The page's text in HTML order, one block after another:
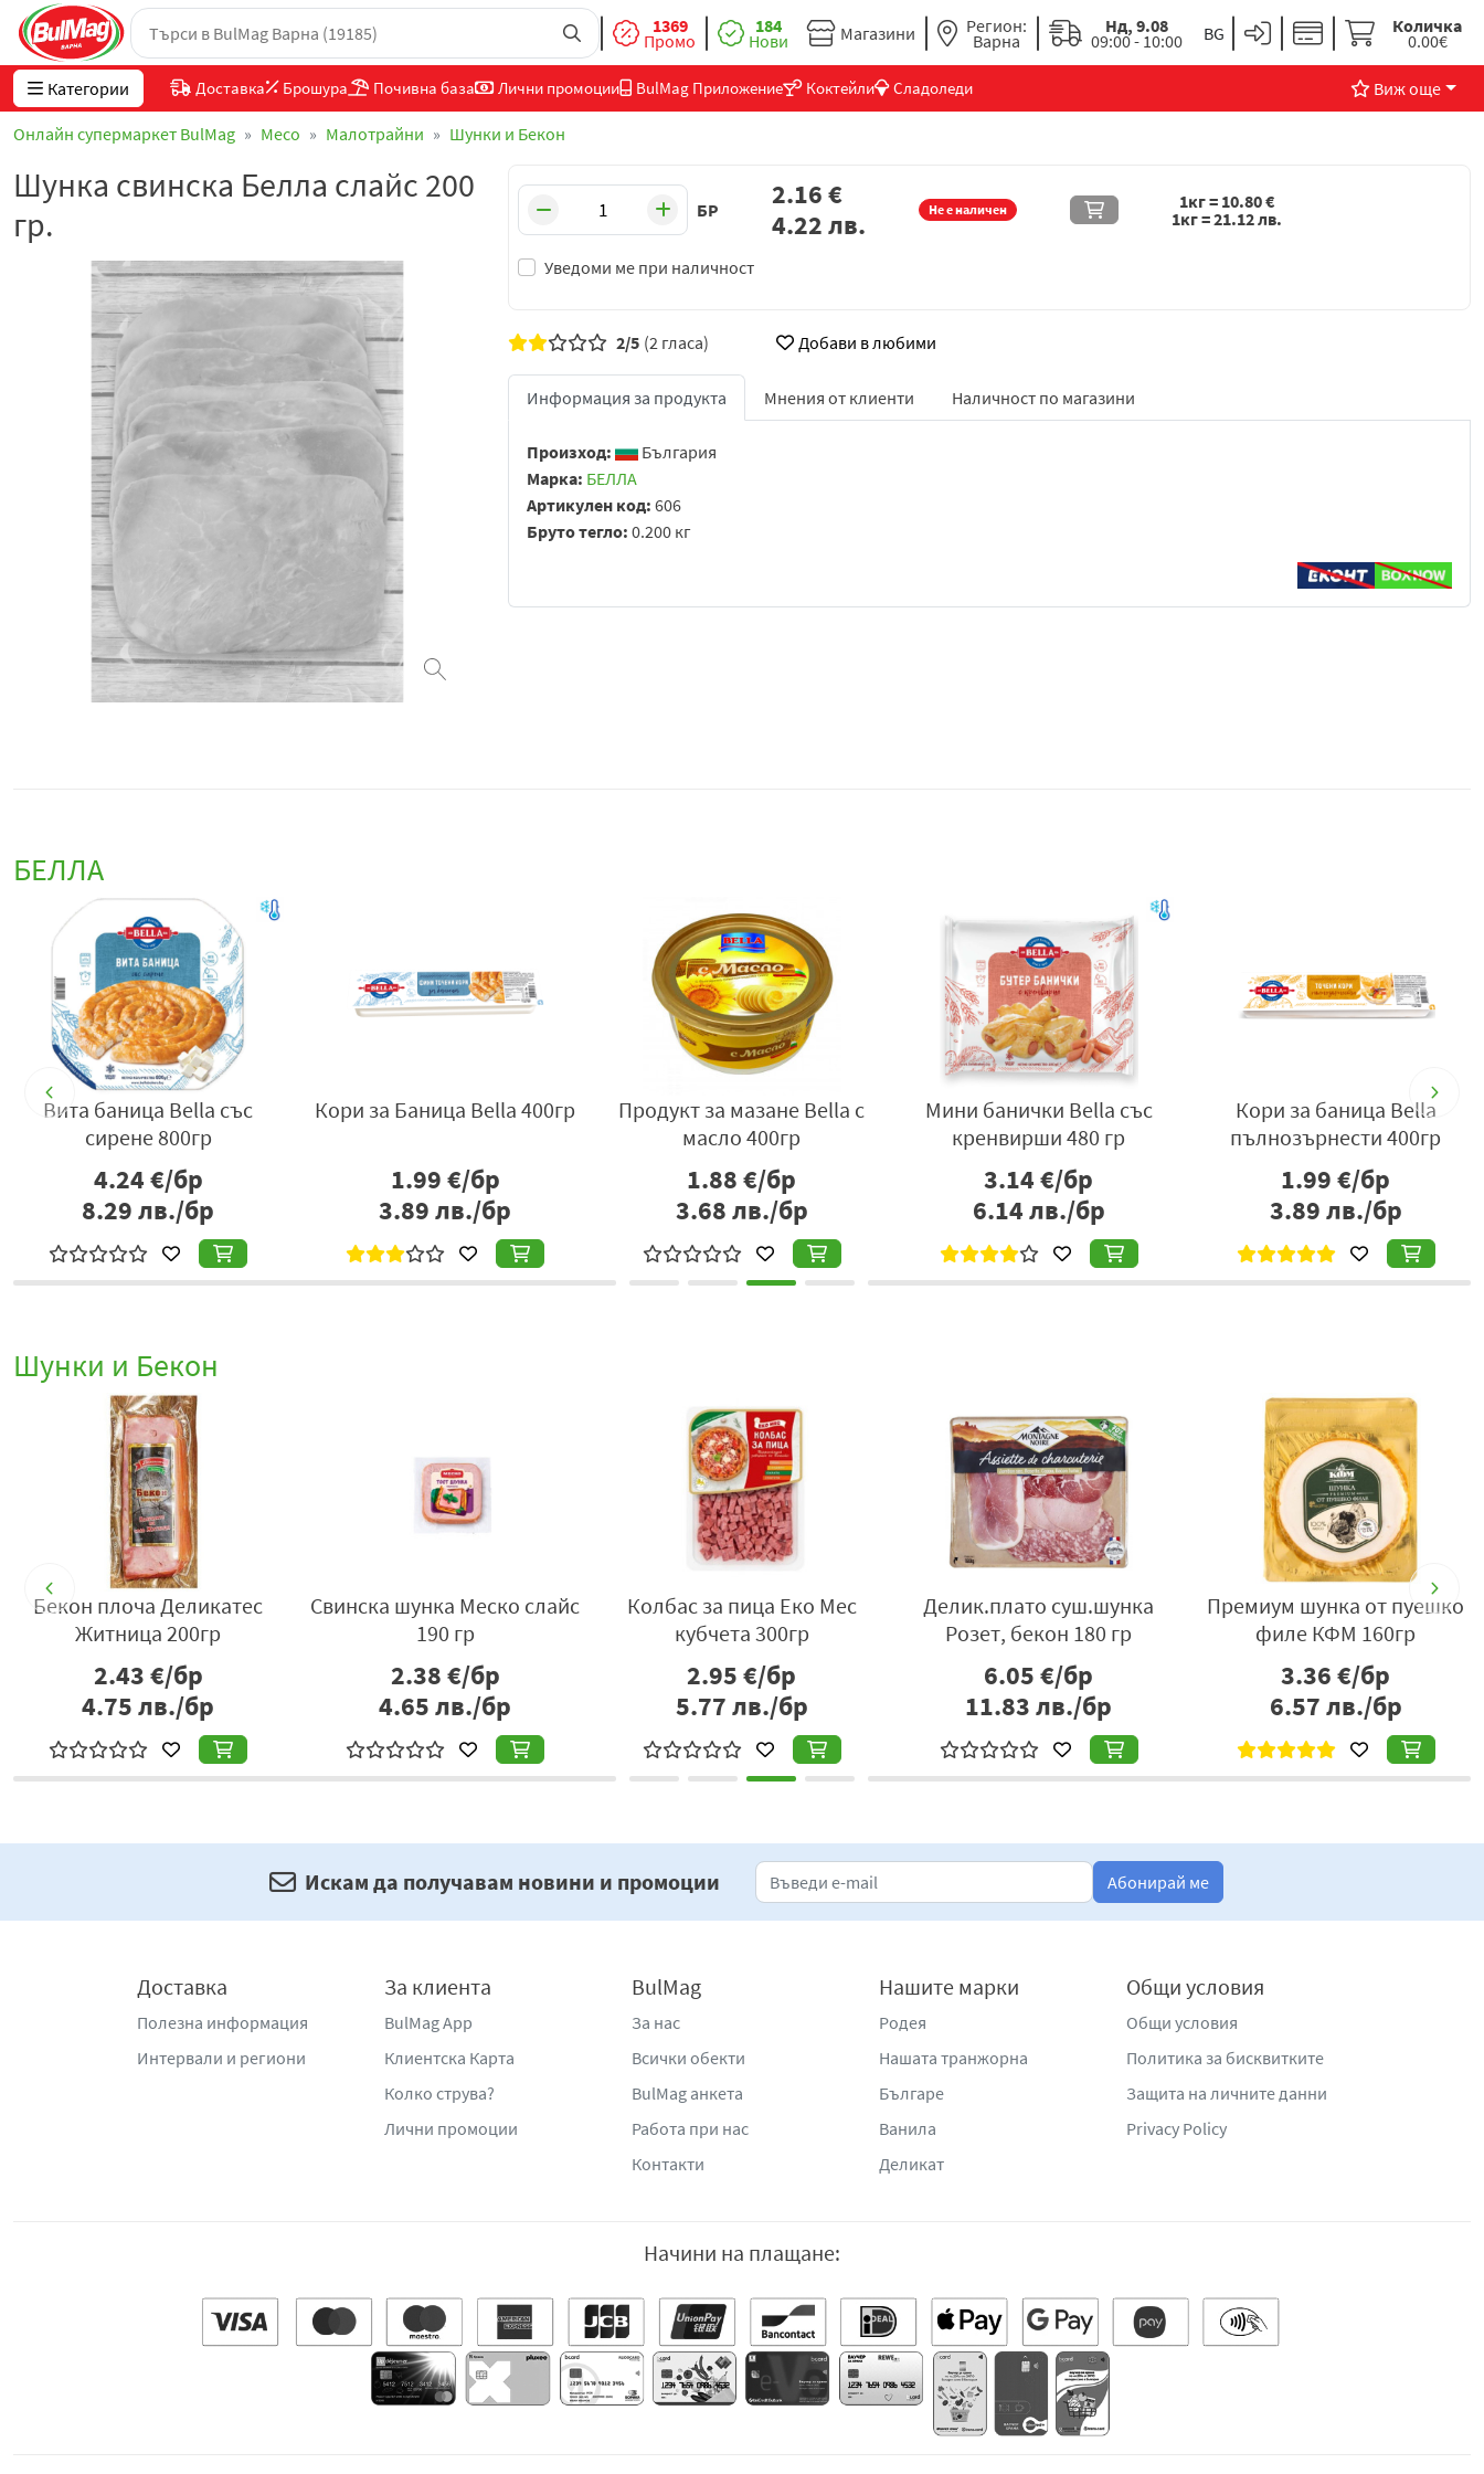
1369
Промо
184
Нови Магазини Регион:
Варна
Нд, 9.08
09:00 - 10:00
Количка
0.00€
Категории Доставка Брошура Почивна база Лични промоции BulMag Приложение Коктейли Сладоледи Виж още
Онлайн супермаркет BulMag Месo Малотрайни Шунки и Бекон
Шунка свинска Белла слайс 200
гр.
БР Не е наличен
Уведоми ме при наличност
2.16€
4.22лв.
1кг = 10.80€
1кг =21.12лв.
2/5 (2 гласа) Добави в любими
Информация за продукта Мнения от клиенти Наличност по магазини
Произход:
България
Марка: БЕЛЛА
Артикулен код: 606
Бруто тегло: 0.200 кг
БЕЛЛА
Вита баница Bella със
сирене 800гр
4.24€/бр
8.29лв./бр
Кори за Баница Bella 400гр
1.99€/бр
3.89лв./бр
Продукт за мазане Bella с
масло 400гр
1.88€/бр
3.68лв./бр
Мини банички Bella със
кренвирши 480 гр
3.14€/бр
6.14лв./бр
Кори за баница Bella
пълнозърнести 400гр
1.99€/бр
3.89лв./бр
Шунки и Бекон
Бекон плоча Деликатес
Житница 200гр
2.43€/бр
4.75лв./бр
Свинска шунка Меско слайс
190 гр
2.38€/бр
4.65лв./бр
Колбас за пица Еко Мес
кубчета 300гр
2.95€/бр
5.77лв./бр
Делик.плато суш.шунка
Розет, бекон 180 гр
6.05€/бр
11.83лв./бр
Премиум шунка от пуешко
филе КФМ 160гр
3.36€/бр
6.57лв./бр
Искам да получавам новини и промоции Абонирай ме
Доставка
Полезна информация
Интервали и региони
За клиента
BulMag App
Клиентска Карта
Колко струва?
Лични промоции
BulMag
За нас
Всички обекти
BulMag анкета
Работа при нас
Контакти
Нашите марки
Родея
Нашата транжорна
Българе
Ванила
Деликат
Общи условия
Общи условия
Политика за бисквитките
Защита на личните данни
Privacy Policy
Начини на плащане: